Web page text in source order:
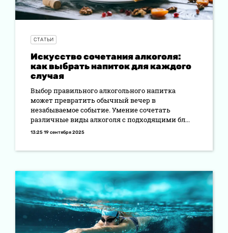
СТАТЬИ
Искусство сочетания алкоголя:
как выбрать напиток для каждого
случая
Выбор правильного алкогольного напитка
может превратить обычный вечер в
незабываемое событие. Умение сочетать
различные виды алкоголя с подходящими бл...
13:25 19 сентября 2025